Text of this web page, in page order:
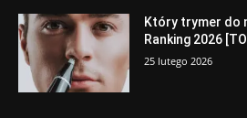
Który trymer do
Ranking 2026
25 lutego 2026